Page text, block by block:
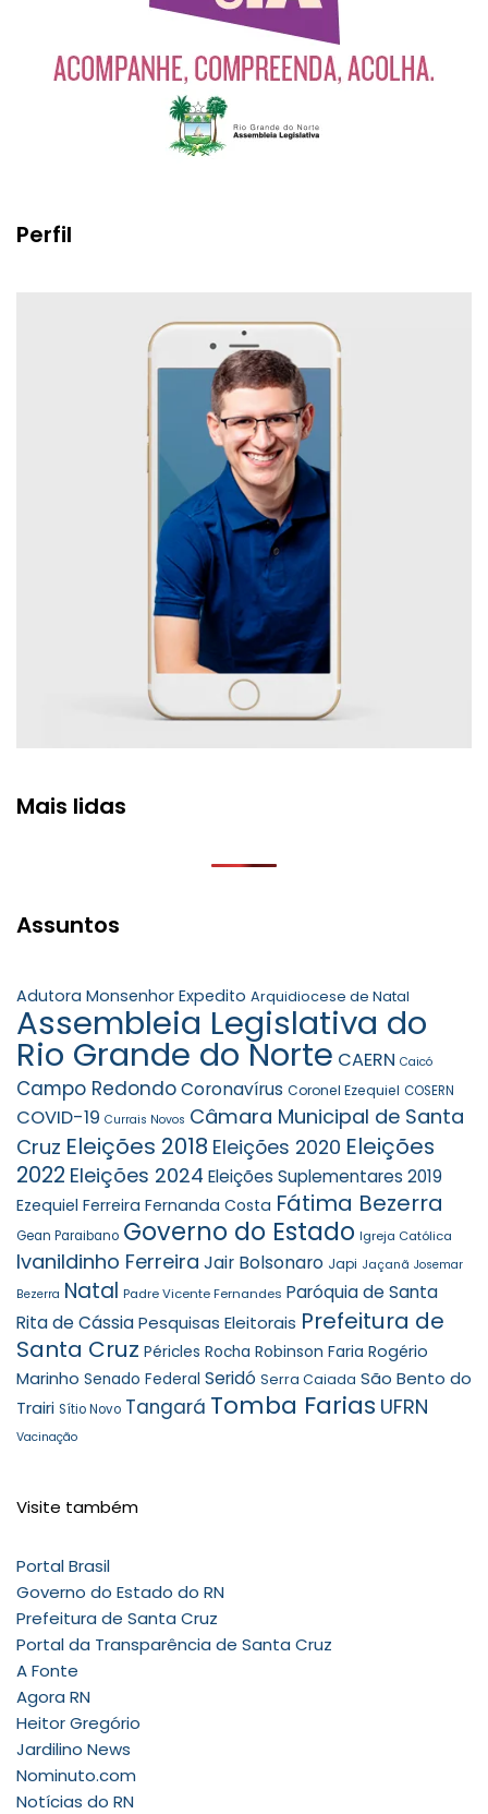
Perfil
Mais lidas
Assuntos
Adutora Monsenhor Expedito Arquidiocese de Natal
Assembleia Legislativa do
Rio Grande do Norte CAERN Caicó
Campo RedondoCoronavírus Coronel Ezequiel COSERN
COVID-19 Currais Novos Câmara Municipal de Santa
Cruz Eleições 2018 Eleições 2020 Eleições
2022 Eleições 2024 Eleições Suplementares 2019
Ezequiel Ferreira Fernanda Costa Fátima Bezerra
Gean Paraibano Governo do Estado Igreja Católica
Ivanildinho Ferreira Jair Bolsonaro Japi Jaçanã Josemar
Bezerra Natal Padre Vicente Fernandes Paróquia de Santa
Rita de CássiaPesquisas Eleitorais Prefeitura de
Santa Cruz Péricles Rocha Robinson Faria Rogério
Marinho Senado Federal Seridó Serra Caiada São Bento do
Trairi Sítio Novo Tangará Tomba Farias UFRN
Vacinação
Visite também
Portal Brasil
Governo do Estado do RN
Prefeitura de Santa Cruz
Portal da Transparência de Santa Cruz
A Fonte
Agora RN
Heitor Gregório
Jardilino News
Nominuto.com
Notícias do RN